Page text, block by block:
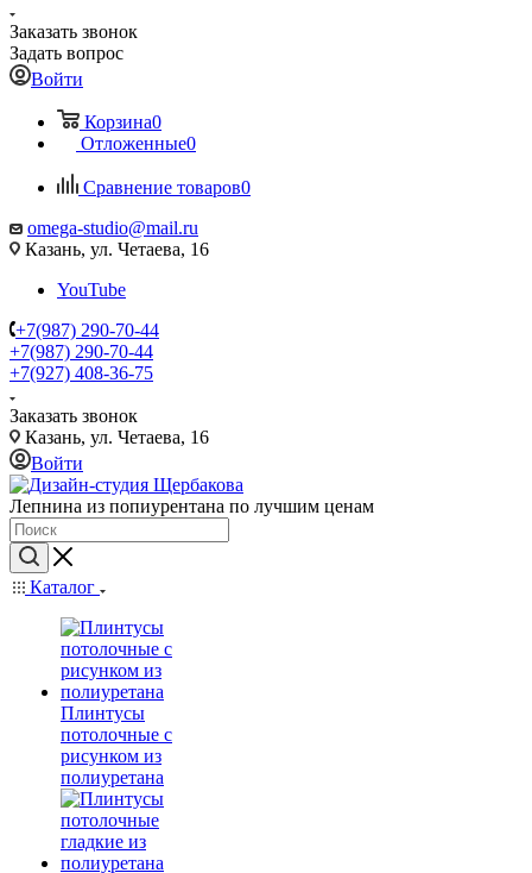
Заказать звонок
Задать вопрос
Войти
Корзина0
Отложенные0
Сравнение товаров0
omega-studio@mail.ru
Казань, ул. Четаева, 16
YouTube
+7(987) 290-70-44
+7(987) 290-70-44
+7(927) 408-36-75
Заказать звонок
Казань, ул. Четаева, 16
Войти
Лепнина из попиурентана по лучшим ценам
Каталог
Плинтусы
потолочные с
рисунком из
полиуретана